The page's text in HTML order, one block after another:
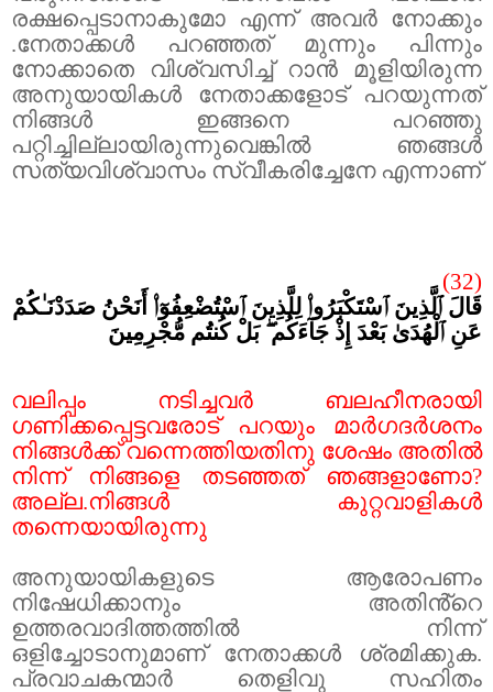
രക്ഷപ്പെടാനാകുമോ എന്ന് അവർ നോക്കും
.നേതാക്കൾ പറഞ്ഞത് മുന്നും പിന്നും
നോക്കാതെ വിശ്വസിച്ച് റാൻ മൂളിയിരുന്ന
അനുയായികൾ നേതാക്കളോട് പറയുന്നത്
നിങ്ങൾ ഇങ്ങനെ പറഞ്ഞു
പറ്റിച്ചില്ലായിരുന്നുവെങ്കിൽ ഞങ്ങൾ
സത്യവിശ്വാസം സ്വീകരിച്ചേനേ എന്നാണ്
(32)
قَالَ ٱلَّذِينَ ٱسْتَكْبَرُوا۟ لِلَّذِينَ ٱسْتُضْعِفُوٓا۟ أَنَحْنُ صَدَدْنَـٰكُمْ
عَنِ ٱلْهُدَىٰ بَعْدَ إِذْ جَآءَكُم ۖ بَلْ كُنتُم مُّجْرِمِينَ
വലിപ്പം നടിച്ചവർ ബലഹീനരായി
ഗണിക്കപ്പെട്ടവരോട് പറയും മാർഗദർശനം
നിങ്ങൾക്ക് വന്നെത്തിയതിനു ശേഷം അതിൽ
നിന്ന് നിങ്ങളെ തടഞ്ഞത് ഞങ്ങളാണോ?
അല്ല.നിങ്ങൾ കുറ്റവാളികൾ
തന്നെയായിരുന്നു
അനുയായികളുടെ ആരോപണം
നിഷേധിക്കാനും അതിൻ്റെ
ഉത്തരവാദിത്തത്തിൽ നിന്ന്
ഒളിച്ചോടാനുമാണ് നേതാക്കൾ ശ്രമിക്കുക.
പ്രവാചകന്മാർ തെളിവു സഹിതം